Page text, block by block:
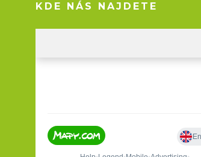
KDE NÁS NAJDETE